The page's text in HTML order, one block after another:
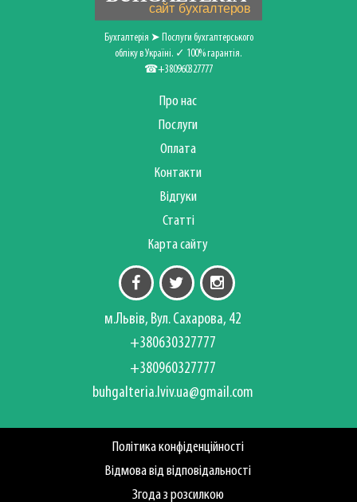
Бухгалтерія ➤ Послуги бухгалтерського
обліку в Україні. ✓ 100% гарантія.
☎+380960327777
Про нас
Послуги
Оплата
Контакти
Відгуки
Статті
Карта сайту
м.Львів, Вул. Сахарова, 42
+380630327777
+380960327777
buhgalteria.lviv.ua@gmail.com
Політика конфіденційності
Відмова від відповідальності
Згода з розсилкою